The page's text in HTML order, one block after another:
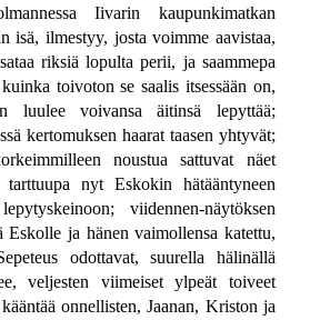
Iivarin kaupunkimatkan
isä, ilmestyy, josta voimme aavistaa,
riksiä lopulta perii, ja saammepa
toivoton se saalis itsessään on,
luulee voivansa äitinsä lepyttää;
kertomuksen haarat taasen yhtyvät;
noustua sattuvat näet
nyt Eskokin hätääntyneen
viidennen-näytöksen
Eskolle ja hänen vaimollensa katettu,
odottavat, suurella hälinällä
veljesten viimeiset ylpeät toiveet
onnellisten, Jaanan, Kriston ja